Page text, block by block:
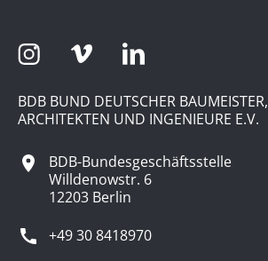
BDB BUND DEUTSCHER BAUMEISTER,
ARCHITEKTEN UND INGENIEURE E.V.
BDB-Bundesgeschäftsstelle
Willdenowstr. 6
12203 Berlin
+49 30 8418970